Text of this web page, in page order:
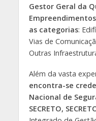
Gestor Geral da
as categorias:
Vias de
Outras
Além da vasta
encontra-se
Nacional de
SECRETO,